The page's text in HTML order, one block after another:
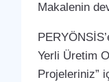
Makalenin
Yerli Üretim
Projeleriniz”